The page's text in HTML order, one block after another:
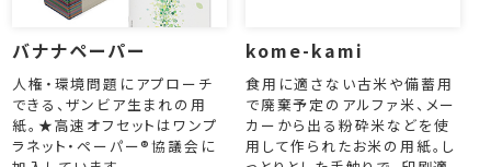
バナナペーパー
人権・環境問題にアプローチ
できる、ザンビア生まれの用
紙。★高速オフセットはワンプ
ラネット・ペーパー®協議会に
kome-kami
食用に適さない古米や備蓄用
で廃棄予定のアルファ米、メー
カーから出る粉砕米などを使
用して作られたお米の用紙。し